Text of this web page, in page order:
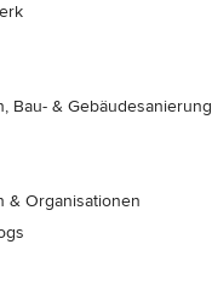
Bau- & Gebäudesanierung
& Organisationen